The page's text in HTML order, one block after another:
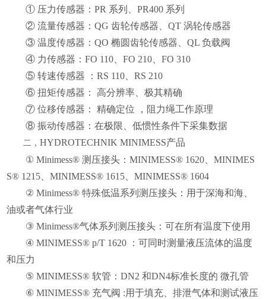
① 压力传感器：PR 系列、PR400 系列
② 流量传感器：QG 齿轮传感器、QT 涡轮传感器
③ 温度传感器：QO 椭圆齿轮传感器、QL 负载阀
④ 力传感器：FO 110、FO 210、FO 310
⑤ 转速传感器 ：RS 110、RS 210
⑥ 扭矩传感器： 高分辨率、极其精确
⑦ 位移传感器： 精确定位 ，阻力绳工作原理
⑧ 振动传感器：在极限、低惯性条件下采集数据
二，HYDROTECHNIK MINIMESS产品
① Minimess® 测压接头：MINIMESS® 1620、MINIMES
S® 1215、MINIMESS® 1615、MINIMESS® 1604
② Minimess® 特殊低温系列测压接头：用于深海和海、
油或者气体行业
③ Minimess®气体系列测压接头：可在所有温度下使用
④ MINIMESS® p/T 1620 ：可同时测量液压流体的温度
和压力
⑤ MINIMESS® 软管：DN2 和DN4标准长度的 微孔管
⑥ MINIMESS® 充气阀 :用于填充、排泄气体和测试液压